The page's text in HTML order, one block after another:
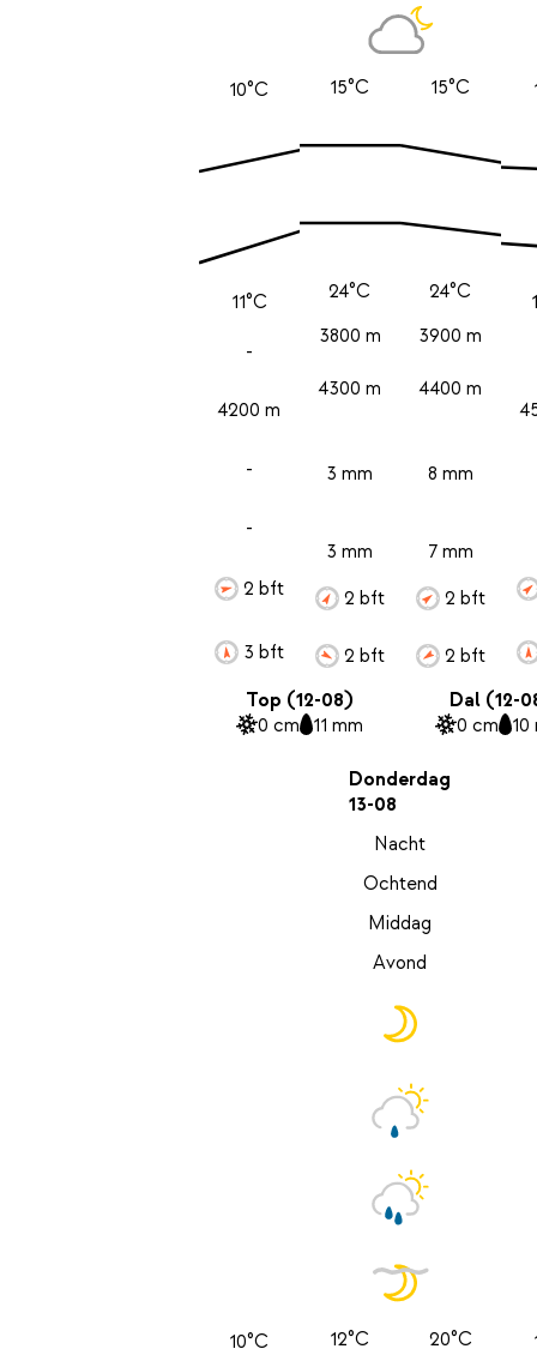
10°C
11°C
-
4200 m
-
-
2 bft
3 bft
15°C
24°C
3800 m
4300 m
3 mm
3 mm
2 bft
2 bft
15°C
24°C
3900 m
4400 m
8 mm
7 mm
2 bft
2 bft
Top (12-08)
0 cm 11 mm
Dal (12-
0 cm 10
Donderdag
13-08
Nacht
Ochtend
Middag
Avond
10°C 12°C 20°C